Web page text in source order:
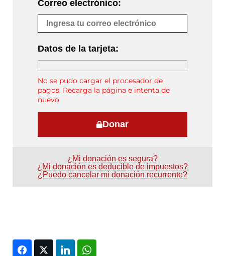
Correo electrónico:
Datos de la tarjeta:
No se pudo cargar el procesador de
pagos. Recarga la página e intenta de
nuevo.
Donar
¿Mi donación es segura?
¿Mi donación es deducible de impuestos?
¿Puedo cancelar mi donación recurrente?
FacebookTwitter LinkedIn